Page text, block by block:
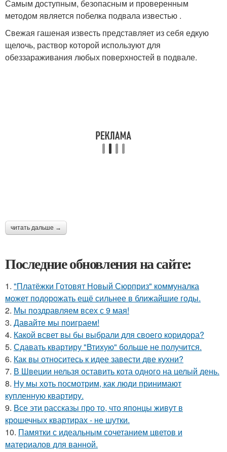
Самым доступным, безопасным и проверенным
методом является побелка подвала известью .
Свежая гашеная известь представляет из себя едкую
щелочь, раствор которой используют для
обеззараживания любых поверхностей в подвале.
читать дальше →
Последние обновления на сайте:
1. "Платёжки Готовят Новый Сюрприз" коммуналка
может подорожать ещё сильнее в ближайшие годы.
2. Мы поздравляем всех с 9 мая!
3. Давайте мы поиграем!
4. Какой всвет вы бы выбрали для своего коридора?
5. Сдавать квартиру "Втихую" больше не получится.
6. Как вы относитесь к идее завести две кухни?
7. В Швеции нельзя оставить кота одного на целый день.
8. Ну мы хоть посмотрим, как люди принимают
купленную квартиру.
9. Все эти рассказы про то, что японцы живут в
крошечных квартирах - не шутки.
10. Памятки с идеальным сочетанием цветов и
материалов для ванной.